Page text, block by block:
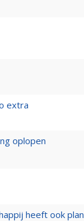
extra
oplopen
heeft ook plan